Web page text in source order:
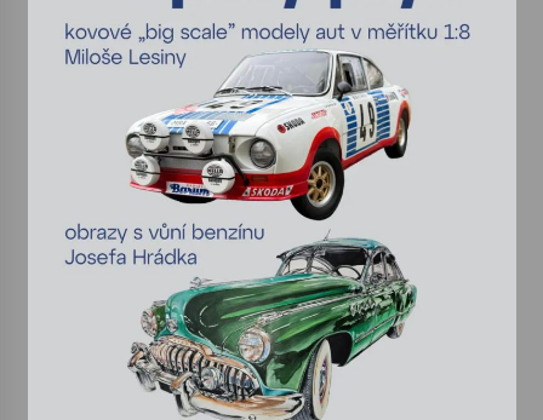
Vysočinka
17. 7. 2026
Ozvěny prázdnin
14. 7. 2026
Za kulturou kousek za Humpolec. V Želivě ožije
odkaz Josefa Čapka
13. 7. 2026
Varhanní recitál Michala Novenka v Klášteře
Želiv